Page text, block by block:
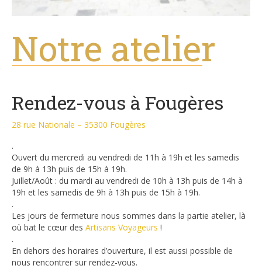
Notre atelier
Rendez-vous à Fougères
28 rue Nationale – 35300 Fougères
.
Ouvert du mercredi au vendredi de 11h à 19h et les samedis
de 9h à 13h puis de 15h à 19h.
Juillet/Août : du mardi au vendredi de 10h à 13h puis de 14h à
19h et les samedis de 9h à 13h puis de 15h à 19h.
.
Les jours de fermeture nous sommes dans la partie atelier, là
où bat le cœur des Artisans Voyageurs !
.
En dehors des horaires d’ouverture, il est aussi possible de
nous rencontrer sur rendez-vous.